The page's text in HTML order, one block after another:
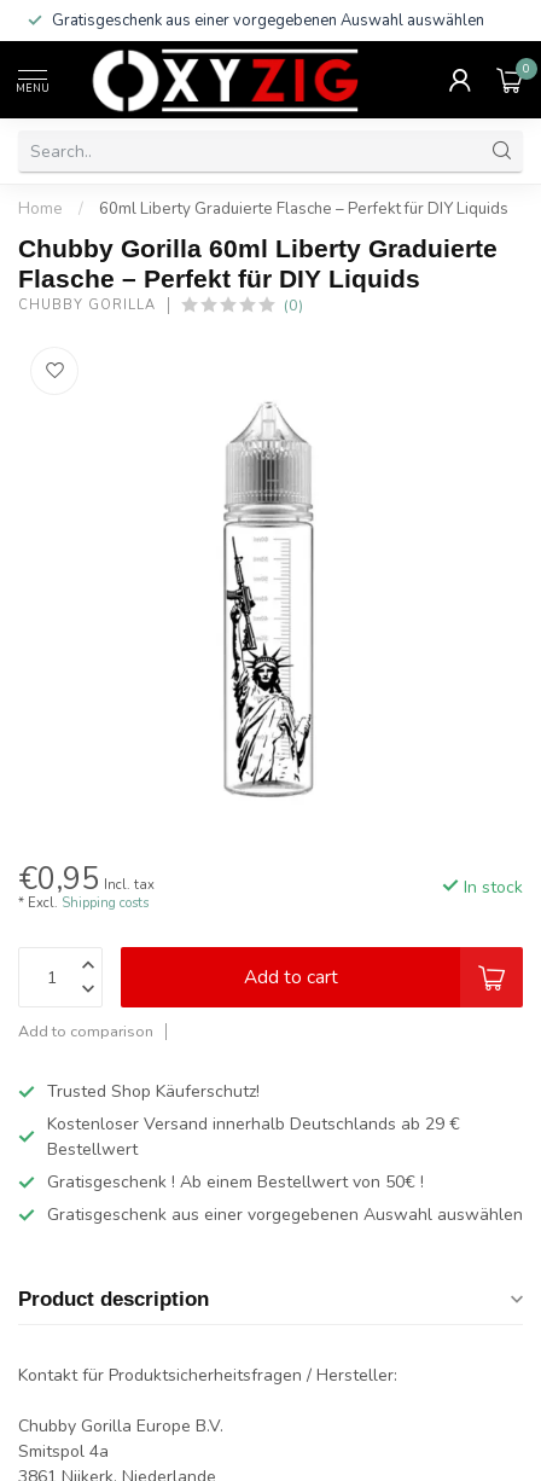
Gratisgeschenk aus einer vorgegebenen Auswahl auswählen
MENU
0
Home / 60ml Liberty Graduierte Flasche – Perfekt für DIY Liquids
Chubby Gorilla 60ml Liberty Graduierte
Flasche – Perfekt für DIY Liquids
CHUBBY GORILLA (0)
€0,95 Incl. tax
* Excl. Shipping costs
In stock
Add to cart
Add to comparison
Trusted Shop Käuferschutz!
Kostenloser Versand innerhalb Deutschlands ab 29 €
Bestellwert
Gratisgeschenk ! Ab einem Bestellwert von 50€ !
Gratisgeschenk aus einer vorgegebenen Auswahl auswählen
Product description
Kontakt für Produktsicherheitsfragen / Hersteller:
Chubby Gorilla Europe B.V.
Smitspol 4a